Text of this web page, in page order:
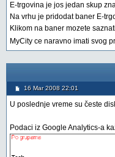
E-trgovina je jos jedan skup
Na vrhu je pridodat baner E-
Klikom na baner mozete
MyCity ce naravno imati svog
16 Mar 2008 22:01
U poslednje vreme su česte
Podaci iz Google Analytics-a